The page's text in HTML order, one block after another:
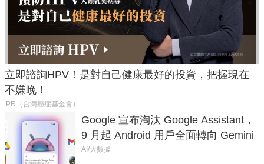
立即諮詢HPV！是對自己健康最好的投資，把握現在
不嫌晚！
PR（台灣癌症基金會）
Google 宣布淘汰 Google Assistant，
9 月起 Android 用戶全面轉向 Gemini
AI/大數據